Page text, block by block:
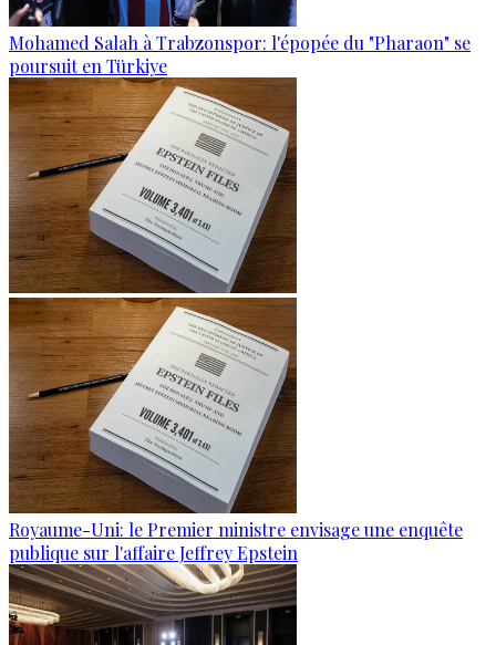
Mohamed Salah à Trabzonspor: l'épopée du "Pharaon" se
poursuit en Türkiye
Royaume-Uni: le Premier ministre envisage une enquête
publique sur l'affaire Jeffrey Epstein